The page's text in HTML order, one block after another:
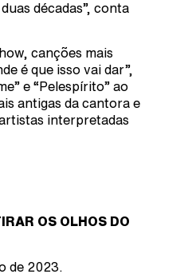
décadas”, conta
canções mais
é que isso vai dar”,
e “Pelespírito” ao
antigas da cantora e
interpretadas
OS OLHOS DO
de 2023.